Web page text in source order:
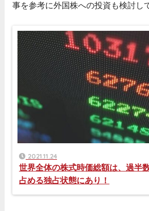
事を参考に外国株への投資も検討し
2021.11.24
世界全体の株式時価総額は、過半
占める独占状態にあり！